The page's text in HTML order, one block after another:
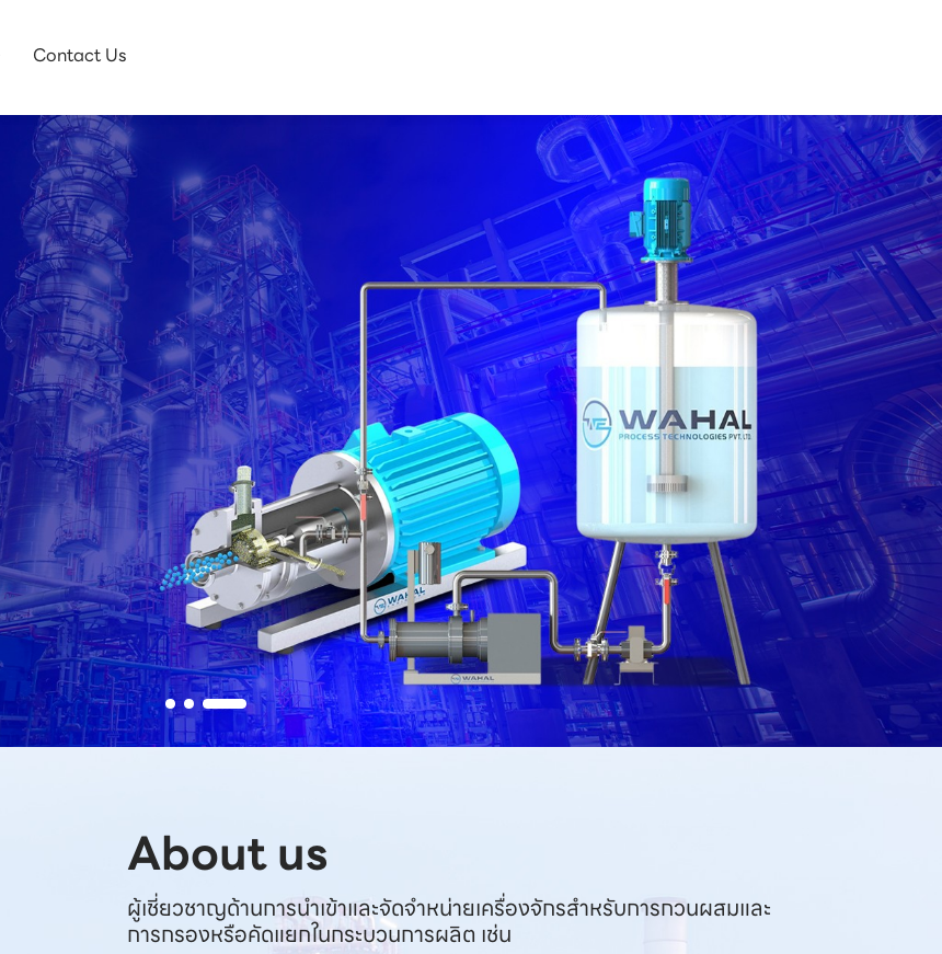
Contact Us
About us
ผู้เชี่ยวชาญด้านการนำเข้าและจัดจำหน่ายเครื่องจักรสำหรับการกวนผสมและ
การกรองหรือคัดแยกในกระบวนการผลิต เช่น